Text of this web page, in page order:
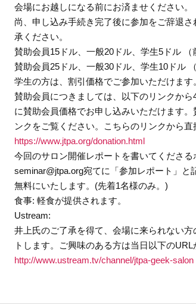
会場にお越しになる前にお済ませください。
尚、申し込み手続き完了後に参加をご辞退
承ください。
賛助会員15ドル、一般20ドル、学生5ドル （
賛助会員25ドル、一般30ドル、学生10ドル
学生の方は、割引価格でご参加いただけます
賛助会員につきましては、以下のリンクか
に賛助会員価格でお申し込みいただけます
ンクをご覧ください。こちらのリンクから
https://www.jtpa.org/donation.html
今回のサロン開催レポートを書いてくださ
seminar@jtpa.org宛てに「参加レポート」
無料にいたします。(先着1名様のみ。)
食事: 軽食が提供されます。
Ustream:
井上氏のご了承を得て、会場に来られない
トします。ご興味のある方は当日以下のURL
http://www.ustream.tv/channel/jtpa-geek-salon